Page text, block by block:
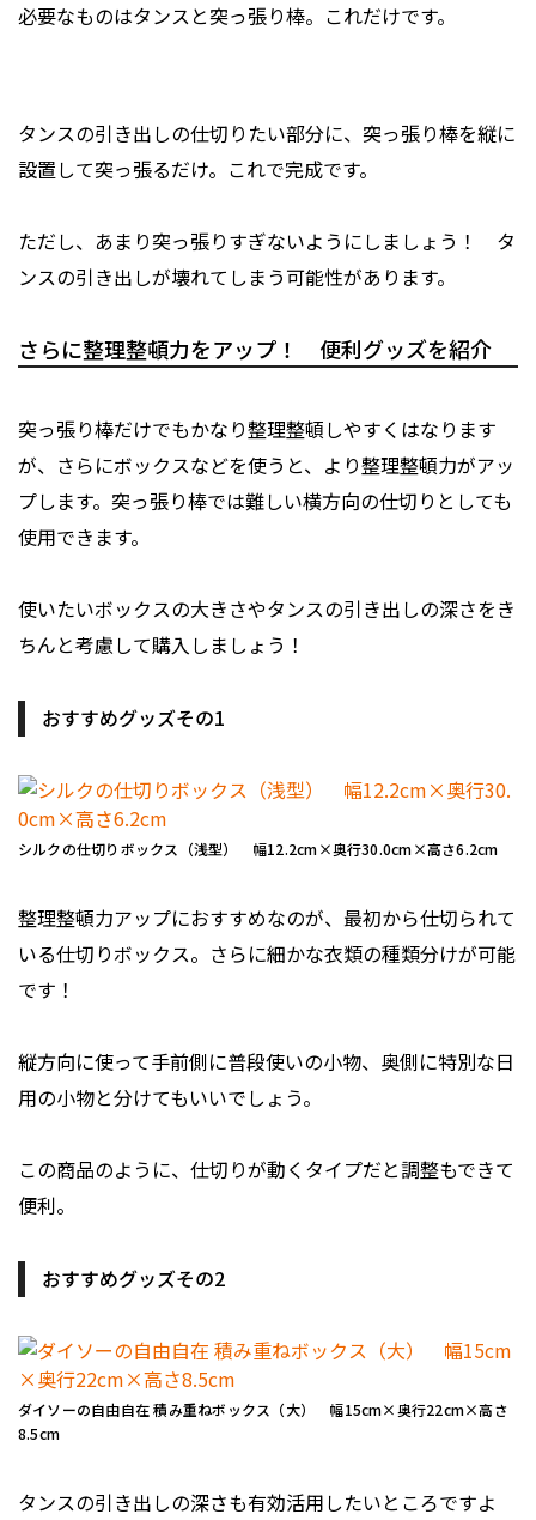
必要なものはタンスと突っ張り棒。これだけです。
タンスの引き出しの仕切りたい部分に、突っ張り棒を縦に
設置して突っ張るだけ。これで完成です。
ただし、あまり突っ張りすぎないようにしましょう！ タ
ンスの引き出しが壊れてしまう可能性があります。
さらに整理整頓力をアップ！ 便利グッズを紹介
突っ張り棒だけでもかなり整理整頓しやすくはなります
が、さらにボックスなどを使うと、より整理整頓力がアッ
プします。突っ張り棒では難しい横方向の仕切りとしても
使用できます。
使いたいボックスの大きさやタンスの引き出しの深さをき
ちんと考慮して購入しましょう！
おすすめグッズその1
シルクの仕切りボックス（浅型） 幅12.2cm×奥行30.0cm×高さ6.2cm
整理整頓力アップにおすすめなのが、最初から仕切られて
いる仕切りボックス。さらに細かな衣類の種類分けが可能
です！
縦方向に使って手前側に普段使いの小物、奥側に特別な日
用の小物と分けてもいいでしょう。
この商品のように、仕切りが動くタイプだと調整もできて
便利。
おすすめグッズその2
ダイソーの自由自在 積み重ねボックス（大） 幅15cm×奥行22cm×高さ
8.5cm
タンスの引き出しの深さも有効活用したいところですよ